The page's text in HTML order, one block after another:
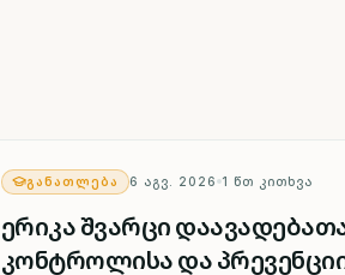
ᲒᲐᲜᲐᲗᲚᲔᲑᲐ 6 ᲐᲒᲕ. 2026 1 ᲬᲗ ᲙᲘᲗᲮᲕᲐ
ერიკა შვარცი
კონტროლისა და